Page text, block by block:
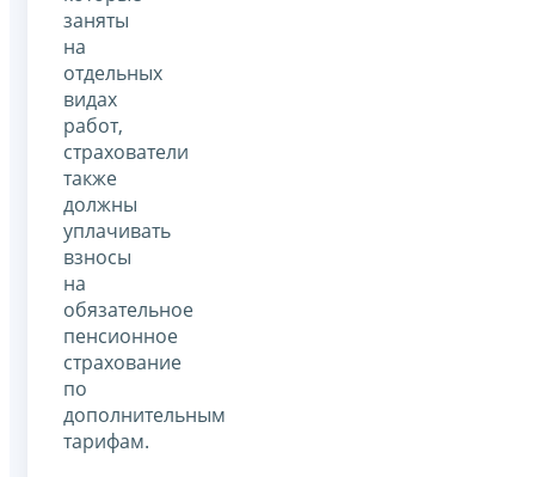
заняты
на
отдельных
видах
работ,
страхователи
также
должны
уплачивать
взносы
на
обязательное
пенсионное
страхование
по
дополнительным
тарифам.